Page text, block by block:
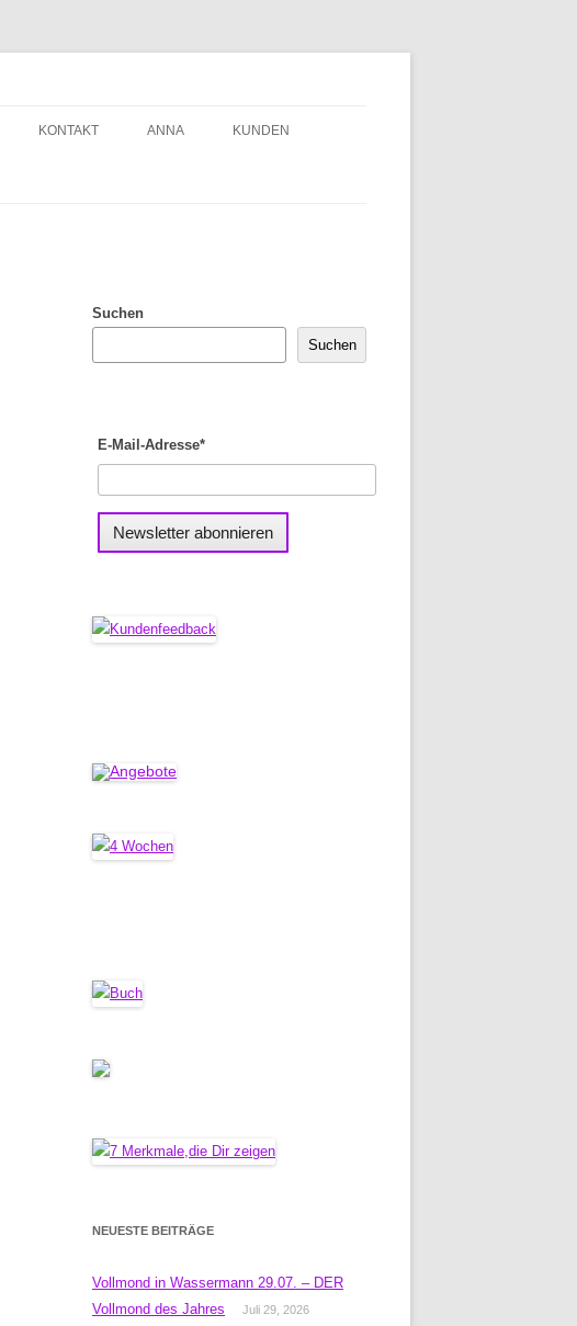
KONTAKT ANNA KUNDEN
Suchen
Suchen
E-Mail-Adresse*
NEUESTE BEITRÄGE
Vollmond in Wassermann 29.07. – DER
Vollmond des Jahres
Juli 29, 2026